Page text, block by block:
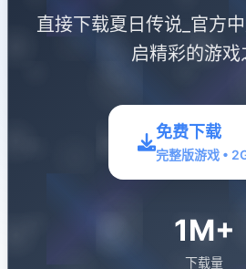
直接下载夏日传说_官方
启精彩的游戏
免费下载
完整版游戏 •
1M+
下载量